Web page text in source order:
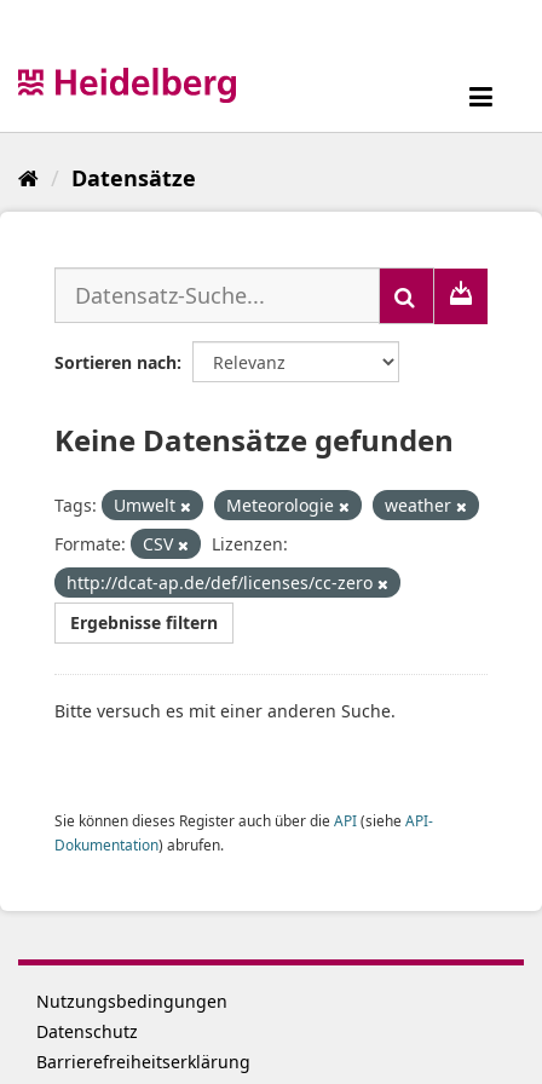
Datensätze
Sortieren nach
Keine Datensätze gefunden
Tags: Umwelt Meteorologie
weather
Formate:
CSV
Lizenzen:
http://dcat-ap.de/def/licenses/cc-zero
Ergebnisse filtern
Bitte versuch es mit einer anderen Suche.
Sie können dieses Register auch über die API(siehe API-
Dokumentation) abrufen.
Nutzungsbedingungen
Datenschutz
Barrierefreiheitserklärung